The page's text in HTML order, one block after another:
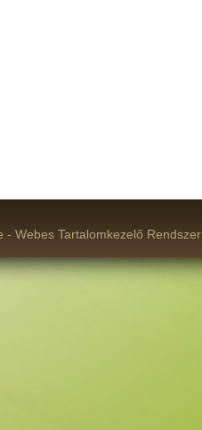
- Webes Tartalomkezelő Rendszer